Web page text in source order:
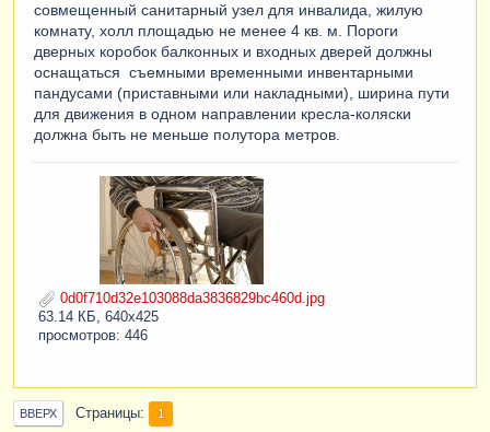
совмещенный санитарный узел для инвалида, жилую
комнату, холл площадью не менее 4 кв. м. Пороги
дверных коробок балконных и входных дверей должны
оснащаться съемными временными инвентарными
пандусами (приставными или накладными), ширина пути
для движения в одном направлении кресла-коляски
должна быть не меньше полутора метров.
0d0f710d32e103088da3836829bc460d.jpg
63.14 КБ, 640x425
просмотров: 446
ВВЕРХ Страницы 1